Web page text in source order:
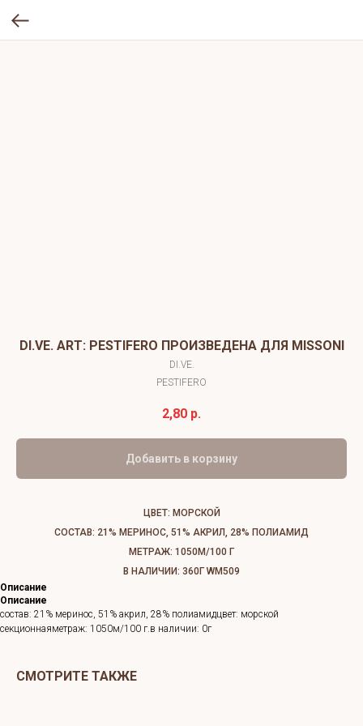
DI.VE. ART: PESTIFERO ПРОИЗВЕДЕНА ДЛЯ МISSONI
DI.VE.
PESTIFERO
2,80 р.
Добавить в корзину
ЦВЕТ: МОРСКОЙ
СОСТАВ: 21% МЕРИНОС, 51% АКРИЛ, 28% ПОЛИАМИД
МЕТРАЖ: 1050М/100 Г
В НАЛИЧИИ: 360Г WM509
Описание
Описание
состав: 21% меринос, 51% акрил, 28% полиамидцвет: морской
секционнаяметраж: 1050м/100 г.в наличии: 0г
СМОТРИТЕ ТАКЖЕ